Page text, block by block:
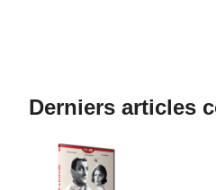
Derniers articles